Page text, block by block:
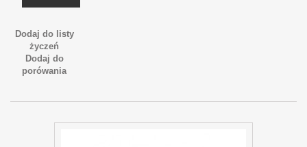
Dodaj do listy
życzeń
Dodaj do
porówania